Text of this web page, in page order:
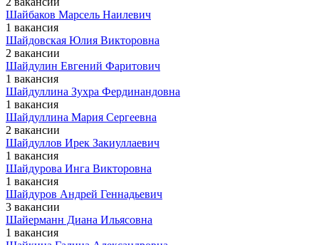
Шайбаков Марсель Наилевич
1 вакансия
Шайдовская Юлия Викторовна
2 вакансии
Шайдулин Евгений Фаритович
1 вакансия
Шайдуллина Зухра Фердинандовна
1 вакансия
Шайдуллина Мария Сергеевна
2 вакансии
Шайдуллов Ирек Закиуллаевич
1 вакансия
Шайдурова Инга Викторовна
1 вакансия
Шайдуров Андрей Геннадьевич
3 вакансии
Шайерманн Диана Ильясовна
1 вакансия